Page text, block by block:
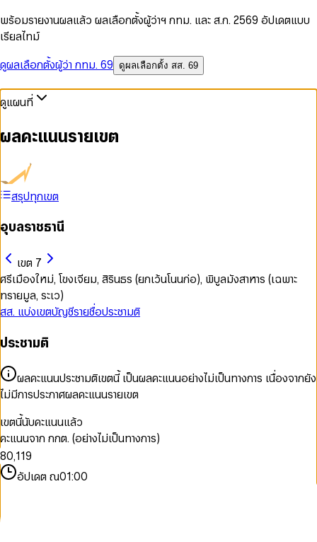
พร้อมรายงานผลแล้ว ผลเลือกตั้งผู้ว่าฯ กทม. และ ส.ก. 2569 อัปเดตแบบ
เรียลไทม์
ดูผลเลือกตั้งผู้ว่า กทม. 69
ดูผลเลือกตั้ง สส. 69
ดูแผนที่
ผลคะแนนรายเขต
สรุปทุกเขต
อุบลราชธานี
เขต 7
ศรีเมืองใหม่, โขงเจียม, สิรินธร (ยกเว้นโนนก่อ), พิบูลมังสาหาร (เฉพาะ
ทรายมูล, ระเว)
สส. แบ่งเขตบัญชีรายชื่อประชามติ
ประชามติ
ผลคะแนนประชามติเขตนี้ เป็นผลคะแนนอย่างไม่เป็นทางการ เนื่องจากยัง
ไม่มีการประกาศผลคะแนนรายเขต
เขตนี้นับคะแนนแล้ว
คะแนนจาก กกต. (อย่างไม่เป็นทางการ)
0
1
2
3
4
5
6
7
8
9
0
1
2
,
0
1
2
3
0
1
2
3
0
1
3
4
5
6
7
8
9
อัปเดต ณ01:00